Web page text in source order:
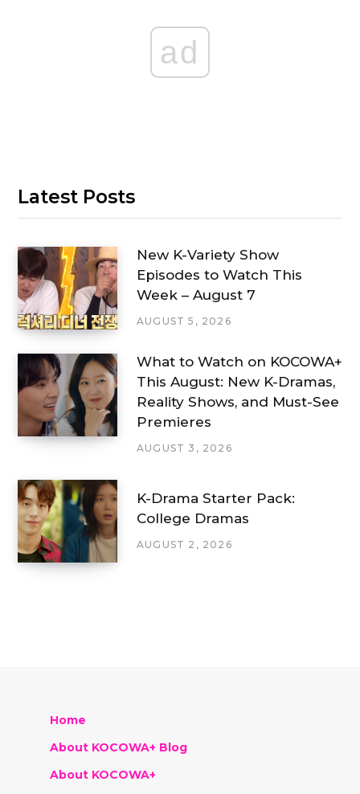
ad
Latest Posts
New K-Variety Show
Episodes to Watch This
Week – August 7
AUGUST 5, 2026
What to Watch on KOCOWA+
This August: New K-Dramas,
Reality Shows, and Must-See
Premieres
AUGUST 3, 2026
K-Drama Starter Pack:
College Dramas
AUGUST 2, 2026
Home
About KOCOWA+ Blog
About KOCOWA+